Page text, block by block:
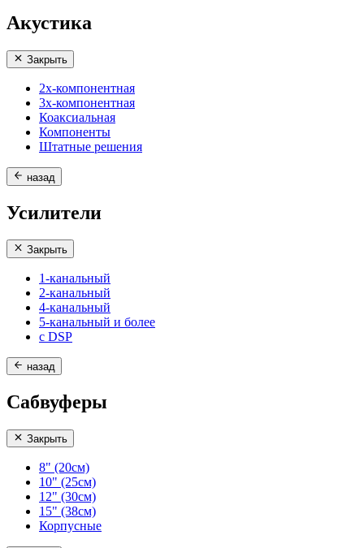
Акустика
Закрыть
2х-компонентная
3х-компонентная
Коаксиальная
Компоненты
Штатные решения
назад
Усилители
Закрыть
1-канальный
2-канальный
4-канальный
5-канальный и более
с DSP
назад
Сабвуферы
Закрыть
8" (20см)
10" (25см)
12" (30см)
15" (38см)
Корпусные